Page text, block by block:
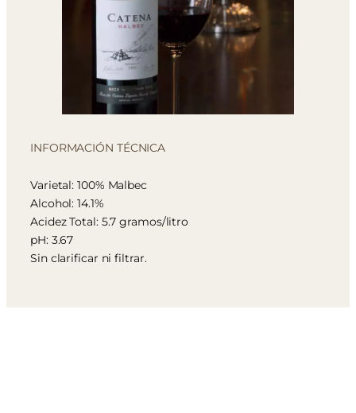
INFORMACIÓN TÉCNICA
Varietal: 100% Malbec
Alcohol: 14.1%
Acidez Total: 5.7 gramos/litro
pH: 3.67
Sin clarificar ni filtrar.